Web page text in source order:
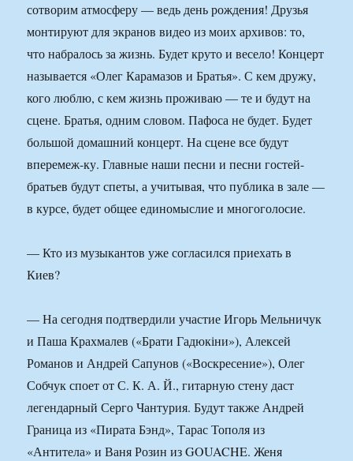
сотворим атмосферу — ведь день рождения! Друзья
монтируют для экранов видео из моих архивов: то,
что набралось за жизнь. Будет круто и весело! Концерт
называется «Олег Карамазов и Братья». С кем дружу,
кого люблю, с кем жизнь проживаю — те и будут на
сцене. Братья, одним словом. Пафоса не будет. Будет
большой домашний концерт. На сцене все будут
вперемеж-ку. Главные наши песни и песни гостей-
братьев будут спеты, а учитывая, что публика в зале —
в курсе, будет общее единомыслие и многоголосие.
— Кто из музыкантов уже согласился приехать в
Киев?
— На сегодня подтвердили участие Игорь Мельничук
и Паша Крахмалев («Брати Гадюкіни»), Алексей
Романов и Андрей Сапунов («Воскресение»), Олег
Собчук споет от С. К. А. Й., гитарную стену даст
легендарный Серго Чантурия. Будут также Андрей
Граница из «Пирата Бэнд», Тарас Тополя из
«Антитела» и Ваня Розин из GOUACHE. Женя